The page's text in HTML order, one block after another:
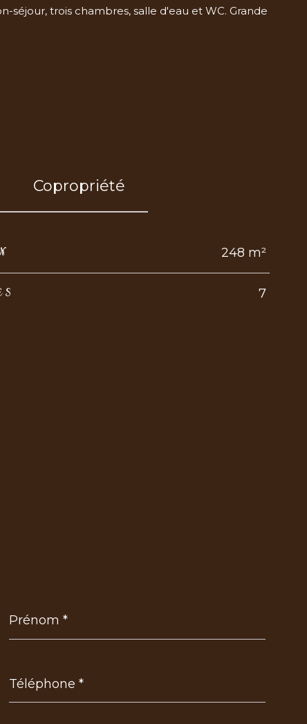
trois chambres, salle d'eau et WC. Grande
Copropriété
248 m²
7
*
*